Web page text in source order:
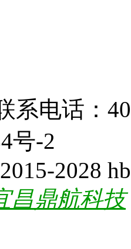
系电话：
号-2
2028
昌鼎航科技